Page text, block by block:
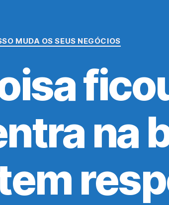
Categorias
MUDA OS SEUS NEGÓCIOS
na